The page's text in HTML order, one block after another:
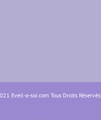
Eveil-a-soi.com Tous Droits Réservés